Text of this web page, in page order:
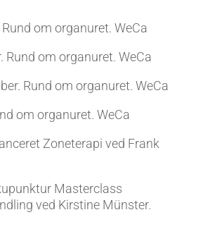
om organuret. WeCa
Rund om organuret. WeCa
Rund om organuret. WeCa
om organuret. WeCa
Zoneterapi ved Frank
Masterclass
ved Kirstine Münster.